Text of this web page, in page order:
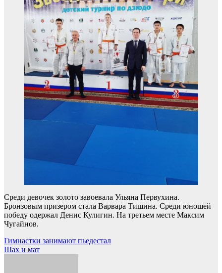
Среди девочек золото завоевала Ульяна Первухина.
Бронзовым призером стала Варвара Тишина. Среди юношей
победу одержал Денис Кулигин. На третьем месте Максим
Чугайнов.
Навигация
по
Гимнастки занимают пьедестал
Шах и мат